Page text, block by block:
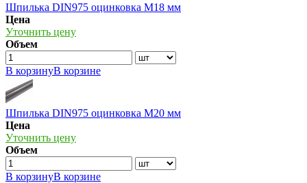
Шпилька DIN975 оцинковка М18 мм
Цена
Уточнить цену
Объем
В корзинуВ корзине
Шпилька DIN975 оцинковка М20 мм
Цена
Уточнить цену
Объем
В корзинуВ корзине